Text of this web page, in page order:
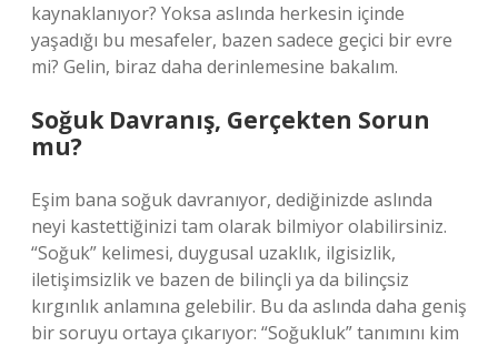
kaynaklanıyor? Yoksa aslında herkesin içinde
yaşadığı bu mesafeler, bazen sadece geçici bir evre
mi? Gelin, biraz daha derinlemesine bakalım.
Soğuk Davranış, Gerçekten Sorun
mu?
Eşim bana soğuk davranıyor, dediğinizde aslında
neyi kastettiğinizi tam olarak bilmiyor olabilirsiniz.
“Soğuk” kelimesi, duygusal uzaklık, ilgisizlik,
iletişimsizlik ve bazen de bilinçli ya da bilinçsiz
kırgınlık anlamına gelebilir. Bu da aslında daha geniş
bir soruyu ortaya çıkarıyor: “Soğukluk” tanımını kim